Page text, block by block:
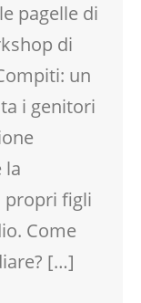
pagelle di
di
un
i genitori
la
propri figli
Come
[…]